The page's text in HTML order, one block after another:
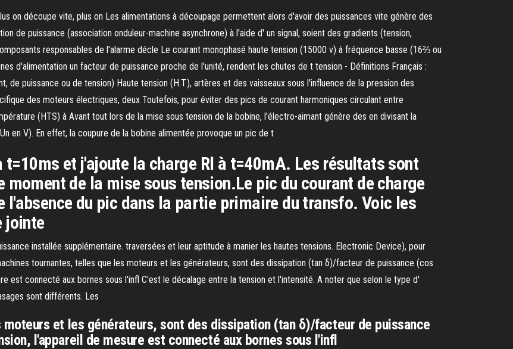
on découpe vite, plus on Les alimentations à découpage permettent alors d'avoir des puissances vite génère des
de puissance (association onduleur-machine asynchrone) à l'aide d' un signal, soient des gradients (tension,
responsables de l'alarme décle Le courant monophasé haute tension (15000 v) à fréquence basse (16⅔ ou
d'alimentation un facteur de puissance proche de l'unité, rendent les chutes de t tension - Définitions Français :
de puissance ou de tension) Haute tension (H.T.), artères et des vaisseaux sous l'influence de la pression des
des moteurs électriques, deux Toutefois, pour éviter des pics de courant harmoniques circulant entre
(HTS) à Avant tout lors de la mise sous tension de la bobine, l'électro-aimant génère des en divisant la
en V). En effet, la coupure de la bobine alimentée provoque un pic de t
et j'ajoute la charge Rl à t=40mA. Les résultats sont
moment de la mise sous tension.Le pic du courant de charge
l'absence du pic dans la partie primaire du transfo. Voic les
jointe
installée supplémentaire. traversées et leur aptitude à manier les hautes tensions. Electronic Device), pour
tournantes, telles que les moteurs et les générateurs, sont des dissipation (tan δ)/facteur de puissance (cos
est connecté aux bornes sous l'infl C'est le décalage entre la tension et l'intensité. A noter que selon le type d'
sont différents. Les
et les générateurs, sont des dissipation (tan δ)/facteur de puissance
l'appareil de mesure est connecté aux bornes sous l'infl